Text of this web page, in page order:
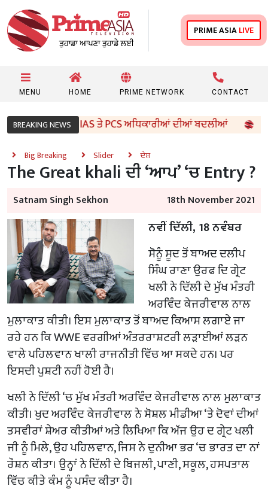
PRIME ASIALIVE
MENU HOME PRIME NETWORK CONTACT
BREAKING NEWS
ਸਰਕਾਰ ਵੱਲੋਂ 96 IAS ਤੇ PCS ਅਧਿਕਾਰੀਆਂ ਦੀਆਂ ਬਦਲੀਆਂ
Big Breaking Slider ਦੇਸ਼
The Great khali ਦੀ ‘ਆਪ’ ‘ਚ Entry ?
Satnam Singh Sekhon 18th November 2021
ਨਵੀਂ ਦਿੱਲੀ, 18 ਨਵੰਬਰ
ਸੋਨੂੰ ਸੂਦ ਤੋਂ ਬਾਅਦ ਦਲੀਪ
ਸਿੰਘ ਰਾਣਾ ਉਰਫ ਦਿ ਗ੍ਰੇਟ
ਖਲੀ ਨੇ ਦਿੱਲੀ ਦੇ ਮੁੱਖ ਮੰਤਰੀ
ਅਰਵਿੰਦ ਕੇਜਰੀਵਾਲ ਨਾਲ
ਮੁਲਾਕਾਤ ਕੀਤੀ। ਇਸ ਮੁਲਾਕਾਤ ਤੋਂ ਬਾਅਦ ਕਿਆਸ ਲਗਾਏ ਜਾ
ਰਹੇ ਹਨ ਕਿ WWE ਵਰਗੀਆਂ ਅੰਤਰਰਾਸ਼ਟਰੀ ਲੜਾਈਆਂ ਲੜਨ
ਵਾਲੇ ਪਹਿਲਵਾਨ ਖਾਲੀ ਰਾਜਨੀਤੀ ਵਿੱਚ ਆ ਸਕਦੇ ਹਨ। ਪਰ
ਇਸਦੀ ਪੁਸ਼ਟੀ ਨਹੀਂ ਹੋਈ ਹੈ।
ਖਲੀ ਨੇ ਦਿੱਲੀ ‘ਚ ਮੁੱਖ ਮੰਤਰੀ ਅਰਵਿੰਦ ਕੇਜਰੀਵਾਲ ਨਾਲ ਮੁਲਾਕਾਤ
ਕੀਤੀ। ਖੁਦ ਅਰਵਿੰਦ ਕੇਜਰੀਵਾਲ ਨੇ ਸੋਸ਼ਲ ਮੀਡੀਆ ‘ਤੇ ਦੋਵਾਂ ਦੀਆਂ
ਤਸਵੀਰਾਂ ਸ਼ੇਅਰ ਕੀਤੀਆਂ ਅਤੇ ਲਿਖਿਆ ਕਿ ਅੱਜ ਉਹ ਦ ਗ੍ਰੇਟ ਖਲੀ
ਜੀ ਨੂੰ ਮਿਲੇ, ਉਹ ਪਹਿਲਵਾਨ, ਜਿਸ ਨੇ ਦੁਨੀਆ ਭਰ ‘ਚ ਭਾਰਤ ਦਾ ਨਾਂ
ਰੌਸ਼ਨ ਕੀਤਾ। ਉਨ੍ਹਾਂ ਨੇ ਦਿੱਲੀ ਦੇ ਬਿਜਲੀ, ਪਾਣੀ, ਸਕੂਲ, ਹਸਪਤਾਲ
ਵਿੱਚ ਕੀਤੇ ਕੰਮ ਨੂੰ ਪਸੰਦ ਕੀਤਾ ਹੈ।